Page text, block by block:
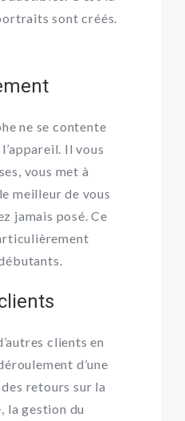
sont créés.
ne se contente
Il vous
vous met à
meilleur de vous
jamais posé. Ce
clients en
d’une
retours sur la
la gestion du